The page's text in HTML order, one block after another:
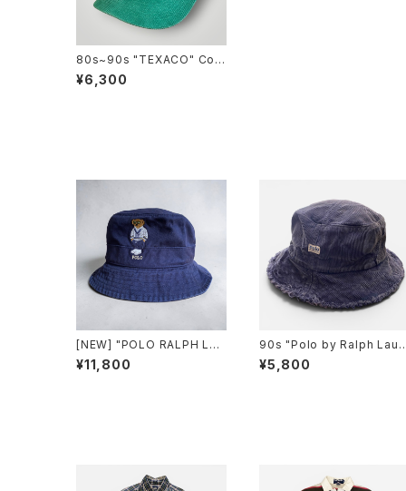
80s~90s "TEXACO" Cor
duroy Trucker CAP テキサ
コ コーデュロイ トラッカーキ
¥6,300
[NEW] "POLO RALPH LAU
REN" Polo Bear Twill Buc
ket Hat ポロ ラルフ ローレ
¥11,800
90s "Polo by Ralph Laur
en" Corduroy HAT ラルフ
ローレンコーデュロイ ハット
¥5,800